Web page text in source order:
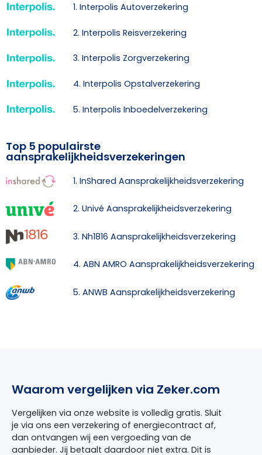
1. Interpolis Autoverzekering
2. Interpolis Reisverzekering
3. Interpolis Zorgverzekering
4. Interpolis Opstalverzekering
5. Interpolis Inboedelverzekering
Top 5 populairste
aansprakelijkheidsverzekeringen
1. InShared Aansprakelijkheidsverzekering
2. Univé Aansprakelijkheidsverzekering
3. Nh1816 Aansprakelijkheidsverzekering
4. ABN AMRO Aansprakelijkheidsverzekering
5. ANWB Aansprakelijkheidsverzekering
Waarom vergelijken via Zeker.com
Vergelijken via onze website is volledig gratis. Sluit
je via ons een verzekering of energiecontract af,
dan ontvangen wij een vergoeding van de
aanbieder. Jij betaalt daardoor niet extra. Dit is